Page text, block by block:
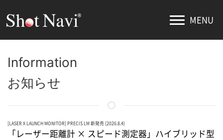
MENU
Information
お知らせ
[LASER X LAUNCH MONITOR] PRECIS LM 新発売 (2026.8.4)
「レーザー距離計 × スピード測定器」ハイブリッド型